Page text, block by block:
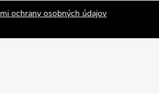
ochrany osobných údajov